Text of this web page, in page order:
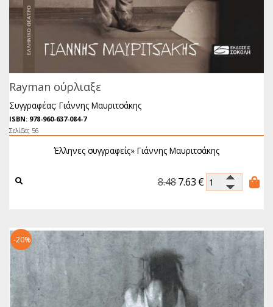
Rayman ούρλιαξε
Συγγραφέας: Γιάννης Μαυριτσάκης
ISBN: 978-960-637-084-7
Σελίδες 56
Έλληνες συγγραφείς» Γιάννης Μαυριτσάκης
8.487.63 €
-20%